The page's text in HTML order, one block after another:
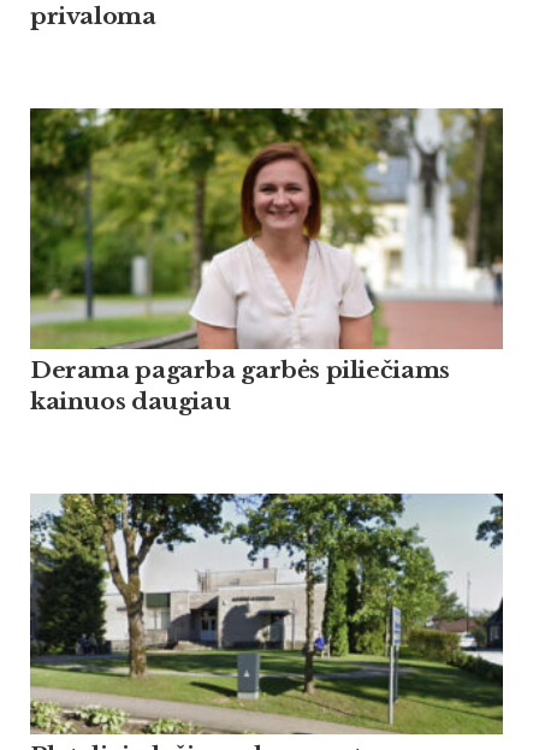
privaloma
Derama pagarba garbės piliečiams
kainuos daugiau